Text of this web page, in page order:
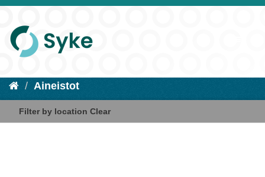
Aineistot
Filter by location Clear